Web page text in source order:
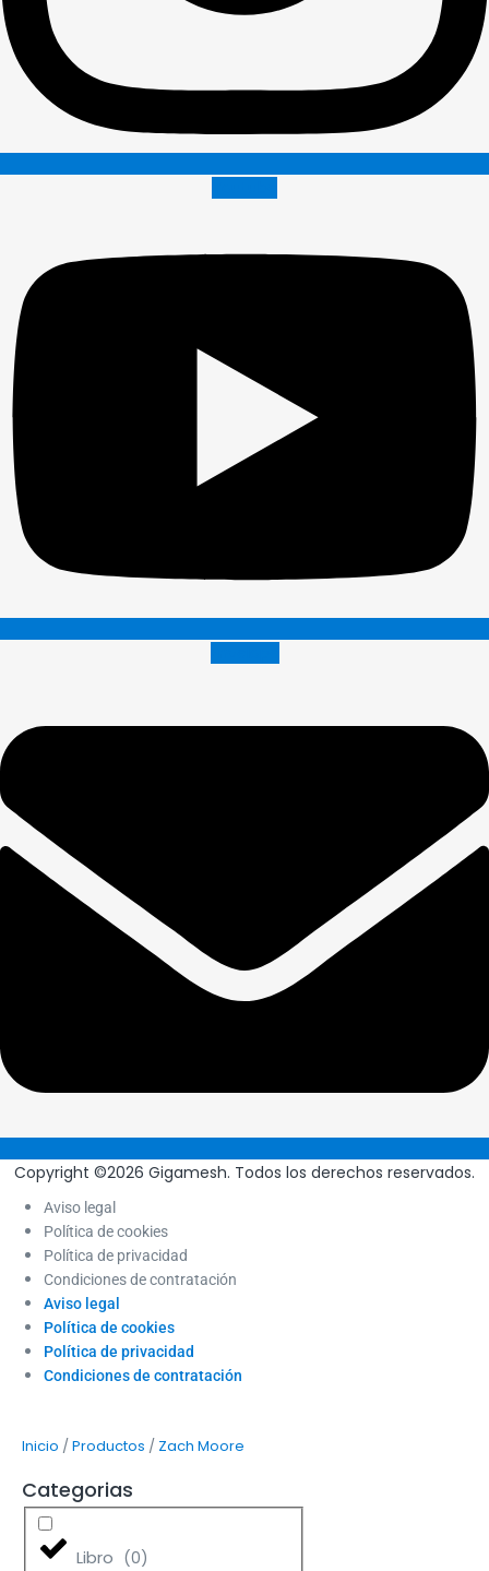
Copyright ©2026 Gigamesh. Todos los derechos reservados.
Aviso legal
Política de cookies
Política de privacidad
Condiciones de contratación
Aviso legal
Política de cookies
Política de privacidad
Condiciones de contratación
Inicio /Productos / Zach Moore
Categorias
Libro (0)